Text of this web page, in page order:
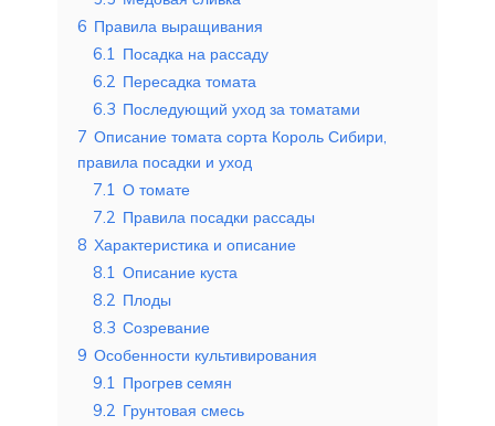
6 Правила выращивания
6.1 Посадка на рассаду
6.2 Пересадка томата
6.3 Последующий уход за томатами
7 Описание томата сорта Король Сибири,
правила посадки и уход
7.1 О томате
7.2 Правила посадки рассады
8 Характеристика и описание
8.1 Описание куста
8.2 Плоды
8.3 Созревание
9 Особенности культивирования
9.1 Прогрев семян
9.2 Грунтовая смесь